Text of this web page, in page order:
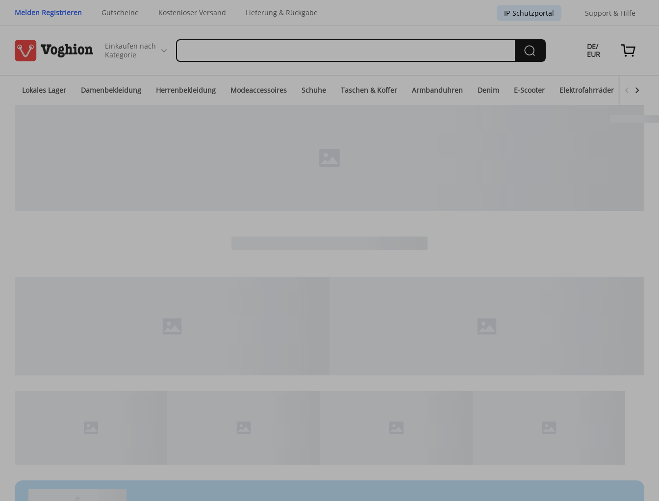
Melden Registrieren Gutscheine Kostenloser Versand Lieferung & Rückgabe IP-Schutzportal Support & Hilfe
Einkaufen nach
Kategorie
DE/
EUR
Lokales Lager Damenbekleidung Herrenbekleidung Modeaccessoires Schuhe Taschen & Koffer Armbanduhren Denim E-Scooter Elektrofahrräder Eid-